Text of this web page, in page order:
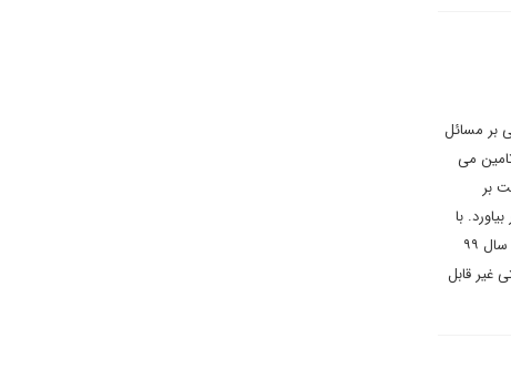
بر مسائل
آن از خارج تامین می
بر
با
حاشیه رفتن برجام کل درآمد ارزی دولت که در اوایل دهه ۹۰ حدود ۱۰۰ میلیارد دلار بود به ناگاه به ۷.۵ میلیارد دلار در سال ۹۹
غیر قابل